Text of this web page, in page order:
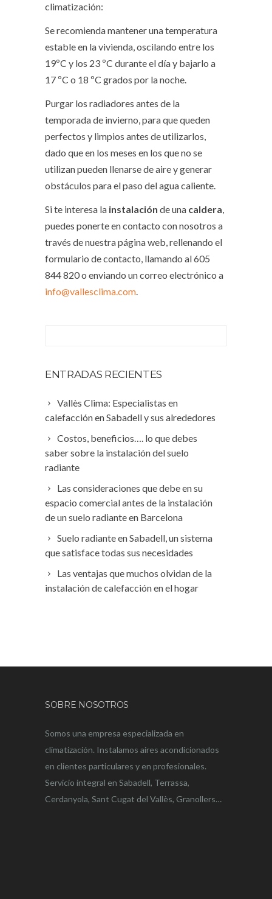
climatización:
Se recomienda mantener una temperatura
estable en la vivienda, oscilando entre los
19ºC y los 23 ºC durante el día y bajarlo a
17 ºC o 18 ºC grados por la noche.
Purgar los radiadores antes de la
temporada de invierno, para que queden
perfectos y limpios antes de utilizarlos,
dado que en los meses en los que no se
utilizan pueden llenarse de aire y generar
obstáculos para el paso del agua caliente.
Si te interesa la instalación de una caldera,
puedes ponerte en contacto con nosotros a
través de nuestra página web, rellenando el
formulario de contacto, llamando al 605
844 820 o enviando un correo electrónico a
info@vallesclima.com.
ENTRADAS RECIENTES
Vallès Clima: Especialistas en
calefacción en Sabadell y sus alrededores
Costos, beneficios…. lo que debes
saber sobre la instalación del suelo
radiante
Las consideraciones que debe en su
espacio comercial antes de la instalación
de un suelo radiante en Barcelona
Suelo radiante en Sabadell, un sistema
que satisface todas sus necesidades
Las ventajas que muchos olvidan de la
instalación de calefacción en el hogar
SOBRE NOSOTROS
Somos una empresa especializada en
climatización. Instalamos aires acondicionados
en clientes particulares y en profesionales.
Servicio integral en Sabadell, Terrassa,
Cerdanyola, Sant Cugat del Vallès, Granollers…